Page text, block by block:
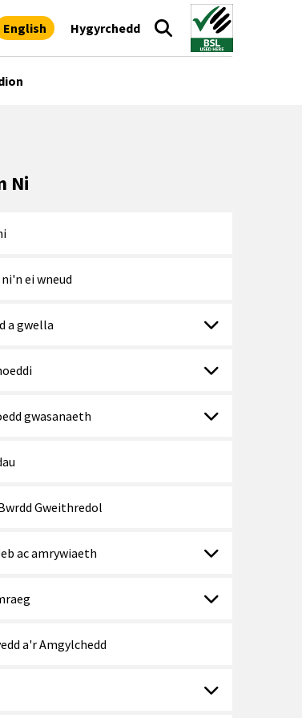
English Hygyrchedd
Ni
ei wneud
a gwella
gwasanaeth
Gweithredol
ac amrywiaeth
a'r Amgylchedd